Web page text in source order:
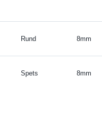
Rund 8mm
Spets 8mm